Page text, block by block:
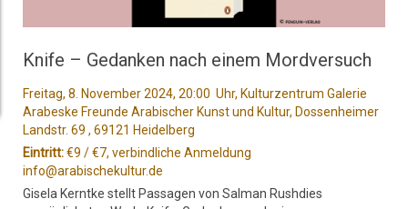
Knife – Gedanken nach einem Mordversuch
Freitag, 8. November 2024, 20:00 Uhr, Kulturzentrum Galerie
Arabeske Freunde Arabischer Kunst und Kultur, Dossenheimer
Landstr. 69 , 69121 Heidelberg
Eintritt:€9 / €7, verbindliche Anmeldung
info@arabischekultur.de
Gisela Kerntke stellt Passagen von Salman Rushdies